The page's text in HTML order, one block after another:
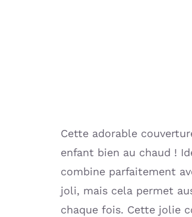
Cette adorable
enfant bien au chaud !
combine parfaitement
joli, mais cela permet
chaque fois. Cette jolie